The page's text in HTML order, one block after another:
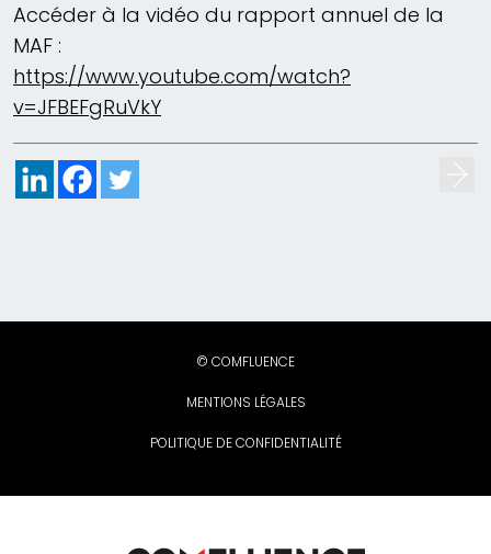
Accéder à la vidéo du rapport annuel de la
MAF :
https://www.youtube.com/watch?
v=JFBEFgRuVkY
© COMFLUENCE
MENTIONS LÉGALES
POLITIQUE DE CONFIDENTIALITÉ